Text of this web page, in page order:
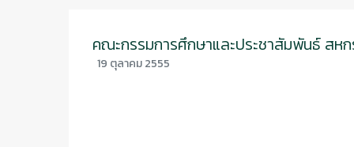
คณะกรรมการศึกษาและประชาสัมพันธ์ ส
19 ตุลาคม 2555